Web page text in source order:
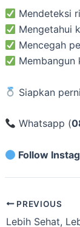
Mendeteksi
Mengetahui
Mencegah
Membangun
Siapkan
Whatsapp (
Follow
PREVIOUS